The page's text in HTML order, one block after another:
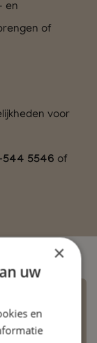
en
of
voor
5546 of
×
uw
en